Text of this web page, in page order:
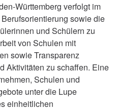
Württemberg verfolgt im
sowie die
und Schülern zu
von Schulen mit
sowie Transparenz
Aktivitäten zu schaffen. Eine
Schulen und
unter die Lupe
einheitlichen